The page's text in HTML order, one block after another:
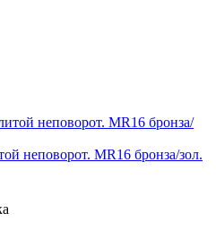
неповорот. MR16 бронза/зол.